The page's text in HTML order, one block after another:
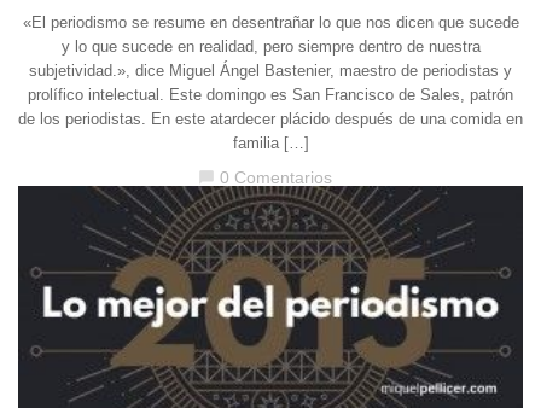
«El periodismo se resume en desentrañar lo que nos dicen que sucede
y lo que sucede en realidad, pero siempre dentro de nuestra
subjetividad.», dice Miguel Ángel Bastenier, maestro de periodistas y
prolífico intelectual. Este domingo es San Francisco de Sales, patrón
de los periodistas. En este atardecer plácido después de una comida en
familia […]
chat_bubble 0 Comentarios